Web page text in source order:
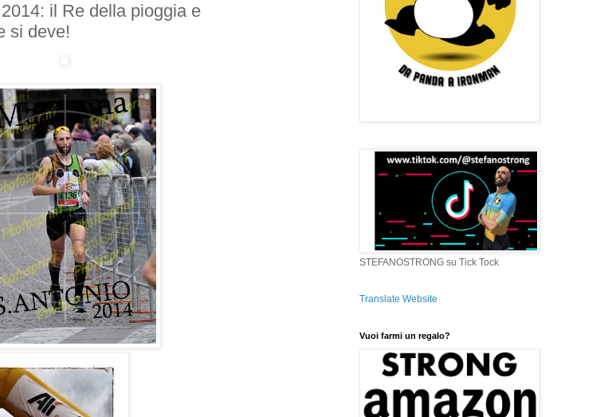
il Re della pioggia e
si deve!
STEFANOSTRONG su Tick Tock
Translate Website
Vuoi farmi un regalo?